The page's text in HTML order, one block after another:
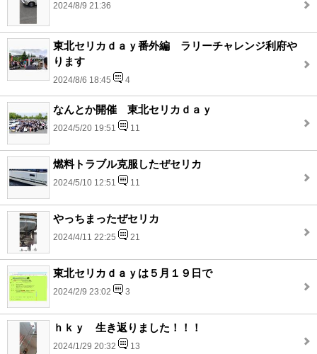
2024/8/9 21:36
東北セリカｄａｙ番外編 ラリーチャレンジ利府や
ります
2024/8/6 18:45 4
なんとか開催 東北セリカｄａｙ
2024/5/20 19:51 11
燃料トラブル克服したぜセリカ
2024/5/10 12:51 11
やっちまったぜセリカ
2024/4/11 22:25 21
東北セリカｄａｙは５月１９日で
2024/2/9 23:02 3
ｈｋｙ 生き返りました！！！
2024/1/29 20:32 13